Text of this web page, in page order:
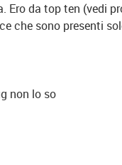
da top ten (vedi
sono presenti
non lo so